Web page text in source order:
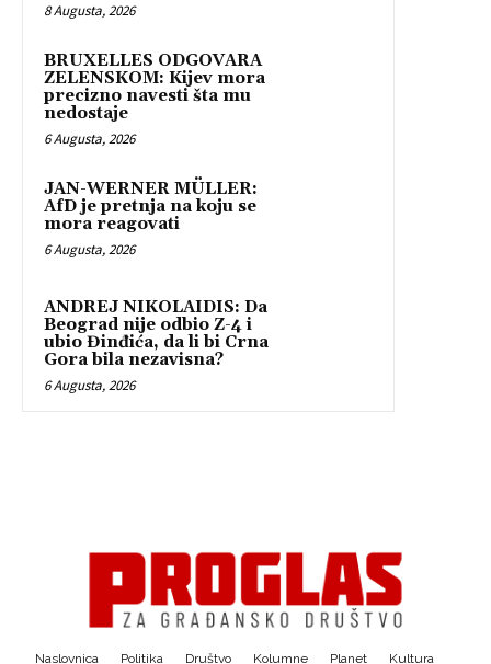
8 Augusta, 2026
BRUXELLES ODGOVARA
ZELENSKOM: Kijev mora
precizno navesti šta mu
nedostaje
6 Augusta, 2026
JAN-WERNER MÜLLER:
AfD je pretnja na koju se
mora reagovati
6 Augusta, 2026
ANDREJ NIKOLAIDIS: Da
Beograd nije odbio Z-4 i
ubio Đinđića, da li bi Crna
Gora bila nezavisna?
6 Augusta, 2026
Naslovnica Politika Društvo Kolumne Planet Kultura